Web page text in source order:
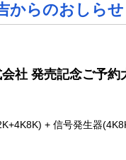
からのおしらせ
社 発売記念ご予約
+ 信号発生器